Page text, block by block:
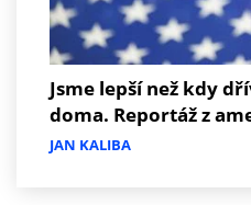
Jsme lepší než kdy
doma. Reportáž z
JAN KALIBA